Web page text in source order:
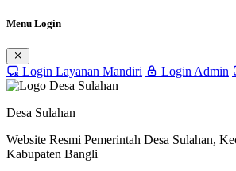
Menu Login
Login Layanan Mandiri Login Admin
Desa Sulahan
Website Resmi Pemerintah Desa Sulahan,
Kabupaten Bangli